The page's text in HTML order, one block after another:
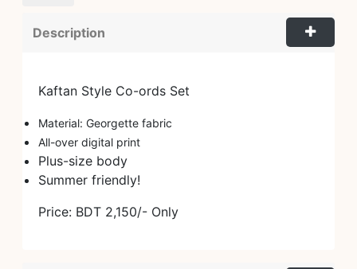
Description
Kaftan Style Co-ords Set
Material: Georgette fabric
All-over digital print
Plus-size body
Summer friendly!
Price: BDT 2,150/- Only